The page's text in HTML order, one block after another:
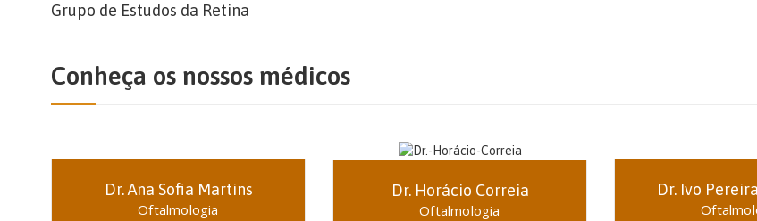
Grupo de Estudos da Retina
Conheça os nossos médicos
Dr. Ana Sofia Martins
Oftalmologia
Dr. Horácio Correia
Oftalmologia
Dr. Ivo